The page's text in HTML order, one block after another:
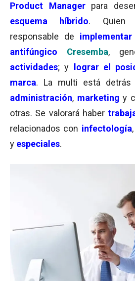
Product Manager para
esquema híbrido. Quien
responsable de
antifúngico Cresemba,
actividades; y
lograr el
marca. La multi está detrás
administración, marketing y
otras. Se valorará haber
relacionados con infectología,
y especiales.